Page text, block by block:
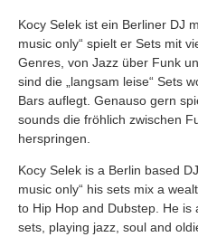
Kocy Selek ist ein Berliner DJ
music only“ spielt er Sets mit
Genres, von Jazz über Funk
sind die „langsam leise“ Sets
Bars auflegt. Genauso gern
sounds die fröhlich zwischen
herspringen.
Kocy Selek is a Berlin based
music only“ his sets mix a
to Hip Hop and Dubstep. He is
sets, playing jazz, soul and